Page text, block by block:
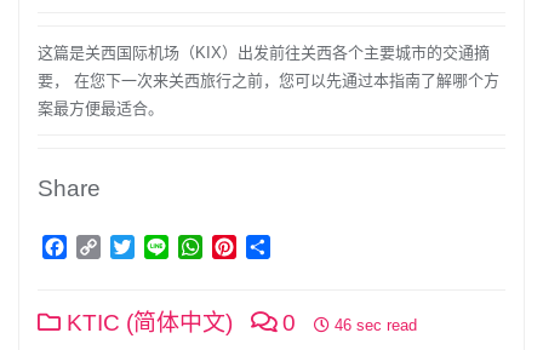
这篇是关西国际机场（KIX）出发前往关西各个主要城市的交通摘
要， 在您下一次来关西旅行之前，您可以先通过本指南了解哪个方
案最方便最适合。
Share
Facebook
Copy TwitterLine WhatsApp
Pinterest
KTIC (简体中文) 0 46 sec read